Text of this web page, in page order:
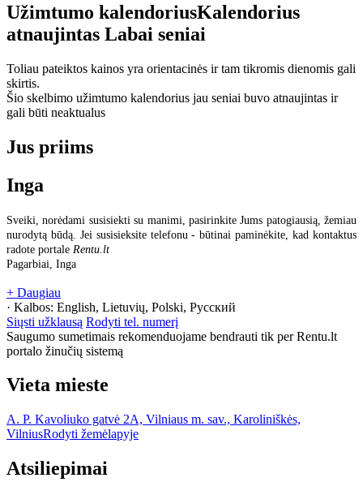
Užimtumo kalendoriusKalendorius
atnaujintas Labai seniai
Toliau pateiktos kainos yra orientacinės ir tam tikromis dienomis gali
skirtis.
Šio skelbimo užimtumo kalendorius jau seniai buvo atnaujintas ir
gali būti neaktualus
Jus priims
Inga
Sveiki, norėdami susisiekti su manimi, pasirinkite Jums patogiausią, žemiau
nurodytą būdą. Jei susisieksite telefonu - būtinai paminėkite, kad kontaktus
radote portale Rentu.lt
Pagarbiai, Inga
+ Daugiau
· Kalbos: English, Lietuvių, Polski, Русский
Siųsti užklausą Rodyti tel. numerį
Saugumo sumetimais rekomenduojame bendrauti tik per Rentu.lt
portalo žinučių sistemą
Vieta mieste
A. P. Kavoliuko gatvė 2A, Vilniaus m. sav., Karoliniškės,
VilniusRodyti žemėlapyje
Atsiliepimai